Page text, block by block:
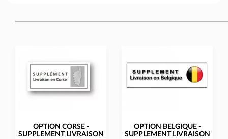
OPTION CORSE -
SUPPLEMENT LIVRAISON
OPTION BELGIQUE -
SUPPLEMENT LIVRAISON